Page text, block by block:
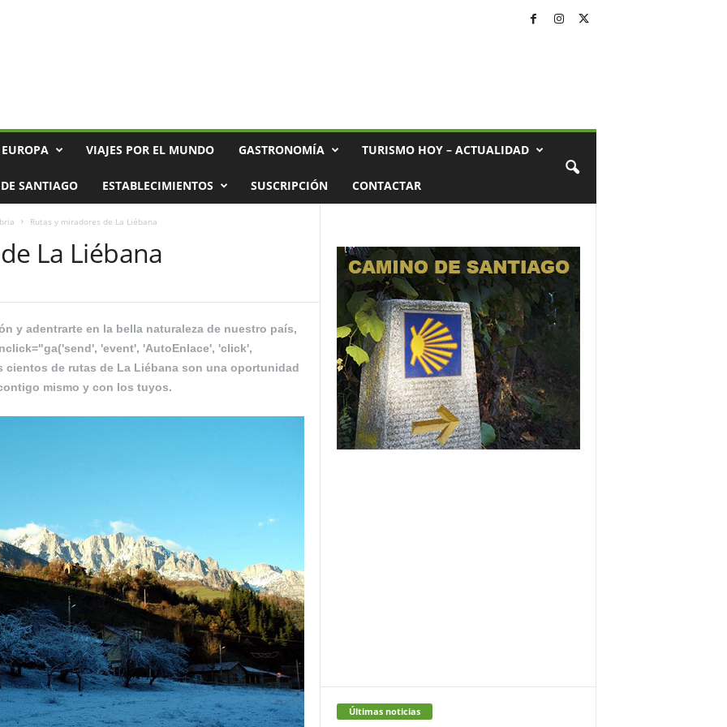
VIAJES POR EL MUNDO GASTRONOMÍA TURISMO HOY – ACTUALIDAD
SANTIAGO ESTABLECIMIENTOS SUSCRIPCIÓN CONTACTAR
Rutas y miradores de La Liébana
La Liébana
y adentrarte en la bella naturaleza de nuestro país,
'event', 'AutoEnlace', 'click',
cientos de rutas de La Liébana son una oportunidad
mismo y con los tuyos.
Últimas noticias